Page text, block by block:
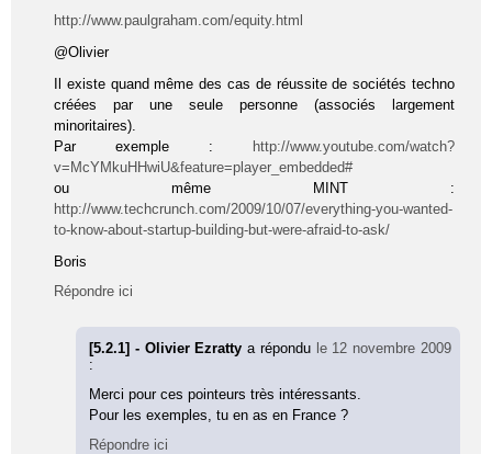
http://www.paulgraham.com/equity.html
@Olivier
Il existe quand même des cas de réussite de sociétés techno
créées par une seule personne (associés largement
minoritaires).
Par exemple :
http://www.youtube.com/watch?
v=McYMkuHHwiU&feature=player_embedded#
ou même MINT :
http://www.techcrunch.com/2009/10/07/everything-you-wanted-
to-know-about-startup-building-but-were-afraid-to-ask/
Boris
Répondre ici
[5.2.1] - Olivier Ezrattya répondu le 12 novembre 2009
:
Merci pour ces pointeurs très intéressants.
Pour les exemples, tu en as en France ?
Répondre ici